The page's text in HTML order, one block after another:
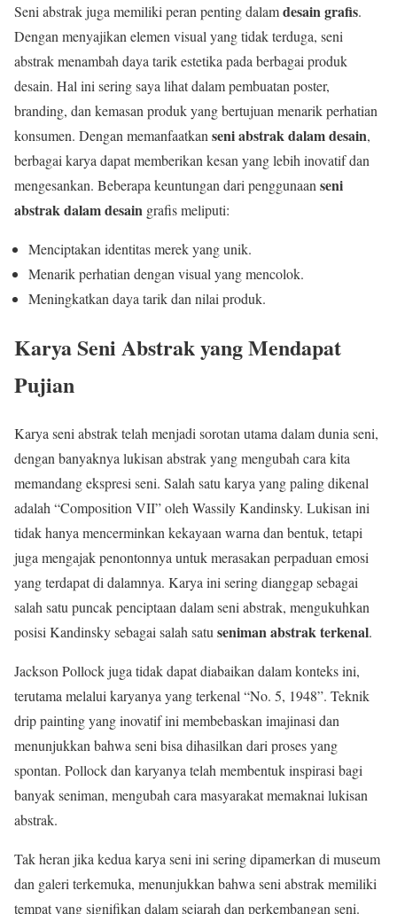
Seni abstrak juga memiliki peran penting dalamdesain grafis.
Dengan menyajikan elemen visual yang tidak terduga, seni
abstrak menambah daya tarik estetika pada berbagai produk
desain. Hal ini sering saya lihat dalam pembuatan poster,
branding, dan kemasan produk yang bertujuan menarik perhatian
konsumen. Dengan memanfaatkan seni abstrak dalam desain,
berbagai karya dapat memberikan kesan yang lebih inovatif dan
mengesankan. Beberapa keuntungan dari penggunaan seni
abstrak dalam desain grafis meliputi:
Menciptakan identitas merek yang unik.
Menarik perhatian dengan visual yang mencolok.
Meningkatkan daya tarik dan nilai produk.
Karya Seni Abstrak yang Mendapat
Pujian
Karya seni abstrak telah menjadi sorotan utama dalam dunia seni,
dengan banyaknya lukisan abstrak yang mengubah cara kita
memandang ekspresi seni. Salah satu karya yang paling dikenal
adalah “Composition VII” oleh Wassily Kandinsky. Lukisan ini
tidak hanya mencerminkan kekayaan warna dan bentuk, tetapi
juga mengajak penontonnya untuk merasakan perpaduan emosi
yang terdapat di dalamnya. Karya ini sering dianggap sebagai
salah satu puncak penciptaan dalam seni abstrak, mengukuhkan
posisi Kandinsky sebagai salah satu seniman abstrak terkenal.
Jackson Pollock juga tidak dapat diabaikan dalam konteks ini,
terutama melalui karyanya yang terkenal “No. 5, 1948”. Teknik
drip painting yang inovatif ini membebaskan imajinasi dan
menunjukkan bahwa seni bisa dihasilkan dari proses yang
spontan. Pollock dan karyanya telah membentuk inspirasi bagi
banyak seniman, mengubah cara masyarakat memaknai lukisan
abstrak.
Tak heran jika kedua karya seni ini sering dipamerkan di museum
dan galeri terkemuka, menunjukkan bahwa seni abstrak memiliki
tempat yang signifikan dalam sejarah dan perkembangan seni.